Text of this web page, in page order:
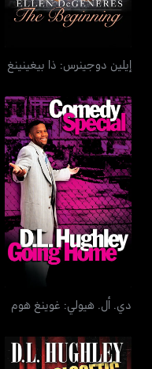
إيلين دوجينرس: ذا بيغينينغ
دي. أل. هيولي: غوينغ هوم
دي. أل. هيولي: غوينغ هوم